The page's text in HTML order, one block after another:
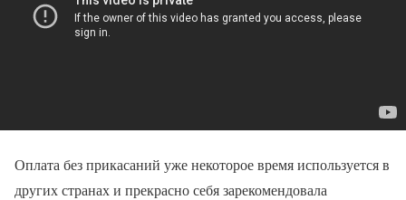
Оплата без прикасаний уже некоторое время используется в
других странах и прекрасно себя зарекомендовала